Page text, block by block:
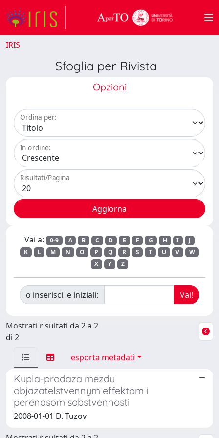
IRIS
Sfoglia per Rivista
Opzioni
Ordina per:
In ordine:
Risultati/Pagina
Vai a: 0-9 A B C D E F G H I
J
K
L M N O P Q R S T U V
W
X
Y Z
o inserisci le iniziali:
Mostrati risultati da 2 a 2
di 2
esporta metadati
Kupla-prodaza mezdu
objazatelstvennym effektom i
perenosom sobstvennosti
2008-01-01 D. Tuzov